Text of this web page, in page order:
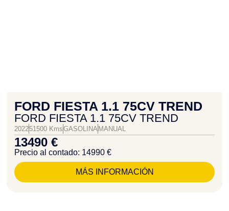
FORD FIESTA 1.1 75CV TREND
FORD FIESTA 1.1 75CV TREND
202251500 KmsGASOLINA MANUAL
13490 €
Precio al contado: 14990 €
MÁS INFORMACIÓN